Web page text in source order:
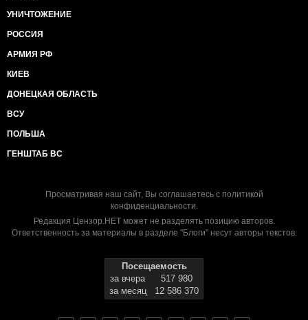
УНИЧТОЖЕНИЕ
РОССИЯ
АРМИЯ РФ
КИЕВ
ДОНЕЦКАЯ ОБЛАСТЬ
ВСУ
ПОЛЬША
ГЕНШТАБ ВС
Просматривая наш сайт, Вы соглашаетесь с политикой
конфиденциальности.
Редакция Цензор.НЕТ может не разделять позицию авторов.
Ответственность за материалы в разделе "Блоги" несут авторы текстов.
Посещаемость
за вчера
517 980
за месяц
12 586 370